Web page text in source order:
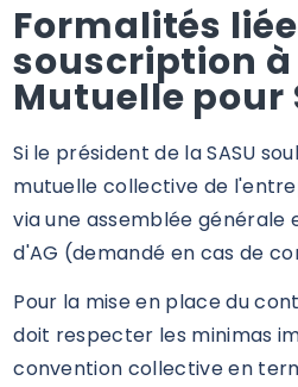
Formalités
souscription
Mutuelle pour
Si le président de la SASU
mutuelle collective de
via une assemblée générale
d'AG (demandé en cas de
Pour la mise en place du
doit respecter les minimas
convention collective en